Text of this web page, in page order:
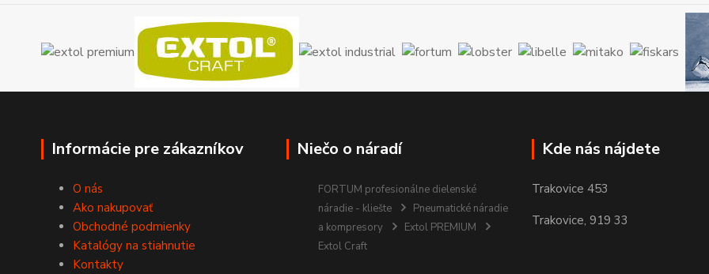
Informácie pre zákazníkov
O nás
Ako nakupovať
Obchodné podmienky
Katalógy na stiahnutie
Kontakty
Niečo o náradí
FORTUM profesionálne dielenské
náradie - kliešte
Pneumatické náradie
a kompresory
Extol PREMIUM
Extol Craft
Kde nás nájdete
Trakovice 453
Trakovice, 919 33